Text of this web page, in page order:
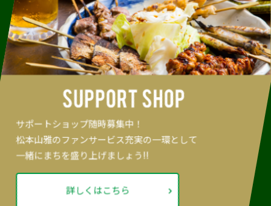
サポートショップ随時募集中！
松本山雅のファンサービス充実の一環として
一緒にまちを盛り上げましょう!!
詳しくはこちら